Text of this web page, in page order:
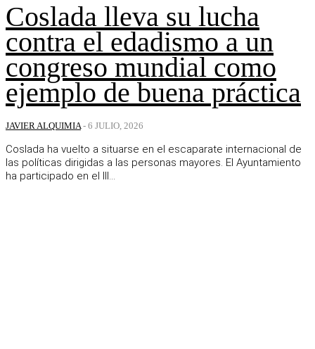
Coslada lleva su lucha
contra el edadismo a un
congreso mundial como
ejemplo de buena práctica
JAVIER ALQUIMIA - 6 JULIO, 2026
Coslada ha vuelto a situarse en el escaparate internacional de
las políticas dirigidas a las personas mayores. El Ayuntamiento
ha participado en el III...